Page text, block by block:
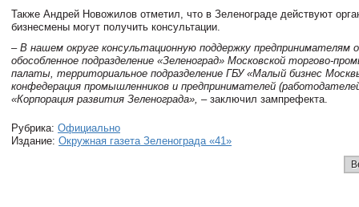
Также Андрей Новожилов отметил, что в Зеленограде действуют
бизнесмены могут получить консультации.
– В нашем округе консультационную поддержку предпринимателям
обособленное подразделение «Зеленоград» Московской торгово-
палаты, территориальное подразделение ГБУ «Малый бизнес
конфедерация промышленников и предпринимателей
«Корпорация развития Зеленограда», – заключил зампрефекта.
Рубрика: Официально
Издание: Окружная газета Зеленограда «41»